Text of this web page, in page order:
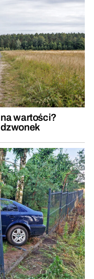
wartości?